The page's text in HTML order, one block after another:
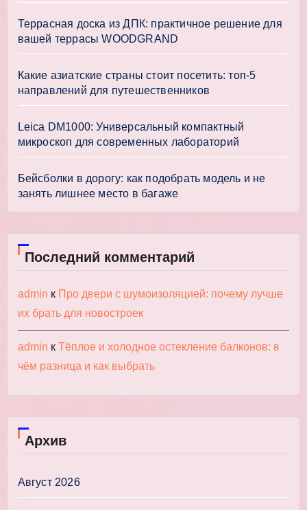
Террасная доска из ДПК: практичное решение для
вашей террасы WOODGRAND
Какие азиатские страны стоит посетить: топ-5
направлений для путешественников
Leica DM1000: Универсальный компактный
микроскоп для современных лабораторий
Бейсболки в дорогу: как подобрать модель и не
занять лишнее место в багаже
Последний комментарий
admin к Про двери с шумоизоляцией: почему лучше
их брать для новостроек
admin к Тёплое и холодное остекление балконов: в
чём разница и как выбрать
Архив
Август 2026